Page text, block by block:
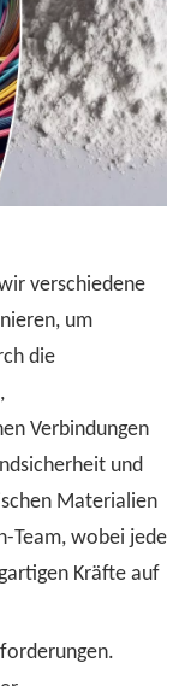
verschiedene
um
die
Verbindungen
und
Materialien
Team, wobei jede
Kräfte auf